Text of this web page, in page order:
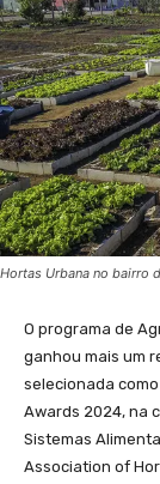
Hortas Urbana no bairro
O programa de
ganhou mais um
selecionada
Awards 2024, na
Sistemas
Association of